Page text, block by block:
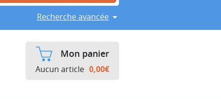
Recherche avancée
Mon panier
Aucun article 0,00€